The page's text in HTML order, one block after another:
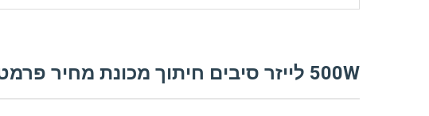
500W לייזר סיבים חיתוך מכונת מחיר פרמטר